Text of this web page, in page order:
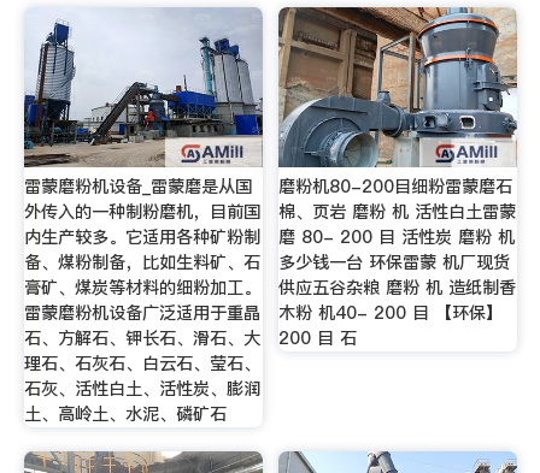
雷蒙磨粉机设备_雷蒙磨是从国
外传入的一种制粉磨机，目前国
内生产较多。它适用各种矿粉制
备、煤粉制备，比如生料矿、石
膏矿、煤炭等材料的细粉加工。
雷蒙磨粉机设备广泛适用于重晶
石、方解石、钾长石、滑石、大
理石、石灰石、白云石、莹石、
石灰、活性白土、活性炭、膨润
土、高岭土、水泥、磷矿石
磨粉机80-200目细粉雷蒙磨石
棉、页岩 磨粉 机 活性白土雷蒙
磨 80- 200 目 活性炭 磨粉 机
多少钱一台 环保雷蒙 机厂现货
供应五谷杂粮 磨粉 机 造纸制香
木粉 机40- 200 目 【环保】
200 目 石